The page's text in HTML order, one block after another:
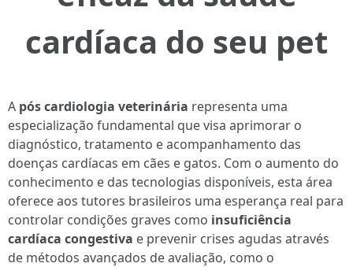
cardíaca do seu pet
A pós cardiologia veterinária representa uma
especialização fundamental que visa aprimorar o
diagnóstico, tratamento e acompanhamento das
doenças cardíacas em cães e gatos. Com o aumento do
conhecimento e das tecnologias disponíveis, esta área
oferece aos tutores brasileiros uma esperança real para
controlar condições graves como insuficiência
cardíaca congestiva e prevenir crises agudas através
de métodos avançados de avaliação, como o